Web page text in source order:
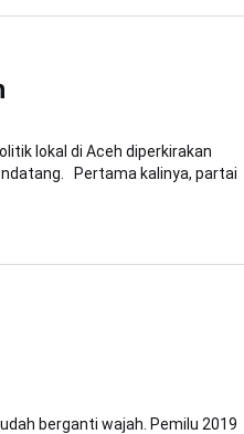
lokal di Aceh diperkirakan
Pertama kalinya, partai
berganti wajah. Pemilu 2019